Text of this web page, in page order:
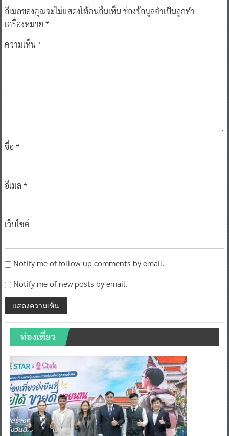
อีเมลของคุณจะไม่แสดงให้คนอื่นเห็นช่องข้อมูลจำเป็นถูกทำ
เครื่องหมาย *
ความเห็น*
ชื่อ *
อีเมล *
เว็บไซต์
Notify me of follow-up comments by email.
Notify me of new posts by email.
ท่องเที่ยว